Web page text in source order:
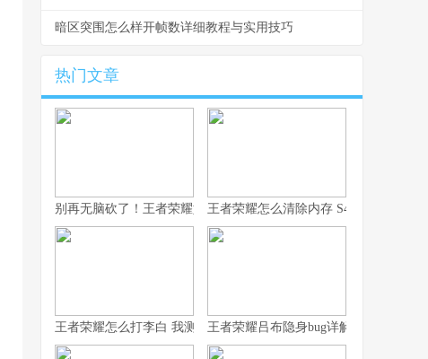
暗区突围怎么样开帧数详细教程与实用技巧
热门文章
别再无脑砍了！王者荣耀如何用凯，我这10年心得全在这了！
王者荣耀怎么清除内存 S43赛季防卡顿
王者荣耀怎么打李白 我测了100把的克制方法王者荣耀吕布隐身bug详解 老玩家常见